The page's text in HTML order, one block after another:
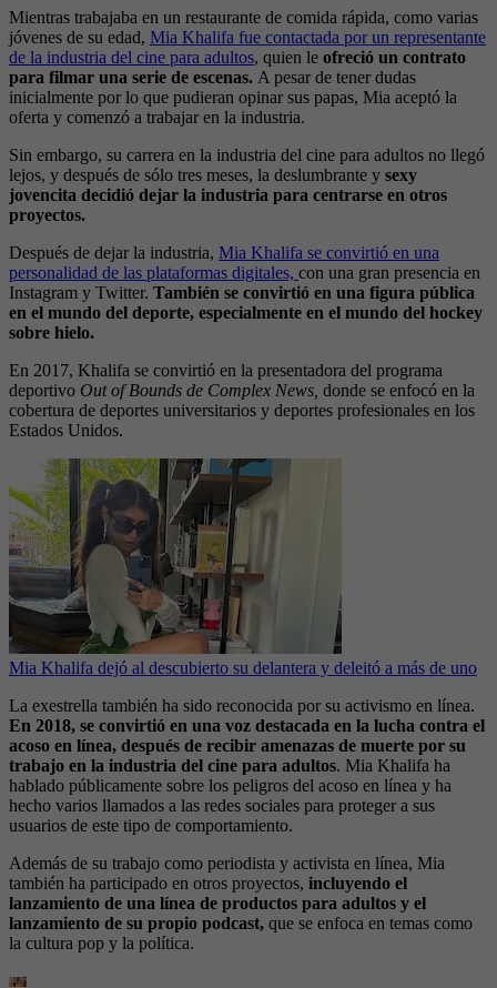
Mientras trabajaba en un restaurante de comida rápida, como varias
jóvenes de su edad, Mia Khalifa fue contactada por un representante
de la industria del cine para adultos, quien le ofreció un contrato
para filmar una serie de escenas. A pesar de tener dudas
inicialmente por lo que pudieran opinar sus papas, Mia aceptó la
oferta y comenzó a trabajar en la industria.
Sin embargo, su carrera en la industria del cine para adultos no llegó
lejos, y después de sólo tres meses, la deslumbrante y sexy
jovencita decidió dejar la industria para centrarse en otros
proyectos.
Después de dejar la industria, Mia Khalifa se convirtió en una
personalidad de las plataformas digitales, con una gran presencia en
Instagram y Twitter. También se convirtió en una figura pública
en el mundo del deporte, especialmente en el mundo del hockey
sobre hielo.
En 2017, Khalifa se convirtió en la presentadora del programa
deportivo Out of Bounds de Complex News, donde se enfocó en la
cobertura de deportes universitarios y deportes profesionales en los
Estados Unidos.
Mia Khalifa dejó al descubierto su delantera y deleitó a más de uno
La exestrella también ha sido reconocida por su activismo en línea.
En 2018, se convirtió en una voz destacada en la lucha contra el
acoso en línea, después de recibir amenazas de muerte por su
trabajo en la industria del cine para adultos. Mia Khalifa ha
hablado públicamente sobre los peligros del acoso en línea y ha
hecho varios llamados a las redes sociales para proteger a sus
usuarios de este tipo de comportamiento.
Además de su trabajo como periodista y activista en línea, Mia
también ha participado en otros proyectos, incluyendo el
lanzamiento de una línea de productos para adultos y el
lanzamiento de su propio podcast, que se enfoca en temas como
la cultura pop y la política.